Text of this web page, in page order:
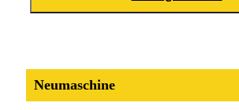
Neumaschine